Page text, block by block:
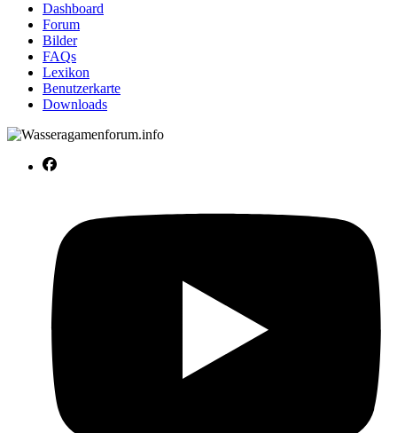
Dashboard
Forum
Bilder
FAQs
Lexikon
Benutzerkarte
Downloads